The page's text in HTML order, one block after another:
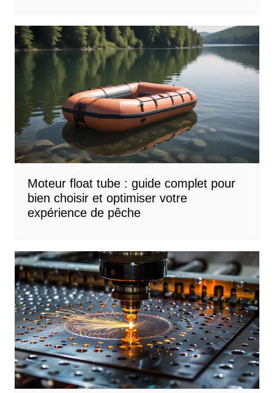
Moteur float tube : guide complet pour
bien choisir et optimiser votre
expérience de pêche